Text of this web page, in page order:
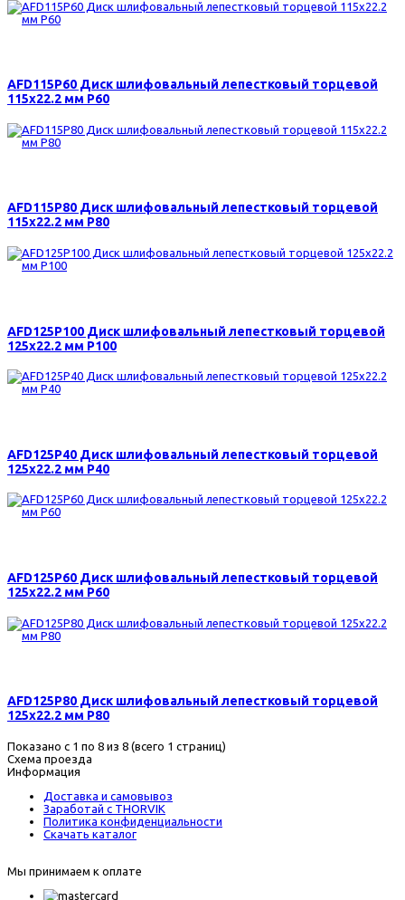
AFD115P60 Диск шлифовальный лепестковый торцевой
115х22.2 мм Р60
AFD115P80 Диск шлифовальный лепестковый торцевой
115х22.2 мм Р80
AFD125P100 Диск шлифовальный лепестковый торцевой
125х22.2 мм Р100
AFD125P40 Диск шлифовальный лепестковый торцевой
125х22.2 мм Р40
AFD125P60 Диск шлифовальный лепестковый торцевой
125х22.2 мм Р60
AFD125P80 Диск шлифовальный лепестковый торцевой
125х22.2 мм Р80
Показано с 1 по 8 из 8 (всего 1 страниц)
Схема проезда
Информация
Доставка и самовывоз
Заработай с THORVIK
Политика конфиденциальности
Скачать каталог
Мы принимаем к оплате